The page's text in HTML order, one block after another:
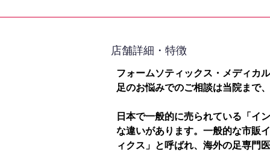
​店舗詳細・特徴
フォームソティックス・メディカ
足のお悩みでのご相談は当院まで
日本で一般的に売られている「イ
な違いがあります。一般的な市販
ィクス」と呼ばれ、海外の足専門